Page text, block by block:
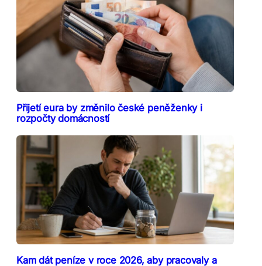
Přijetí eura by změnilo české peněženky i
rozpočty domácností
Kam dát peníze v roce 2026, aby pracovaly a